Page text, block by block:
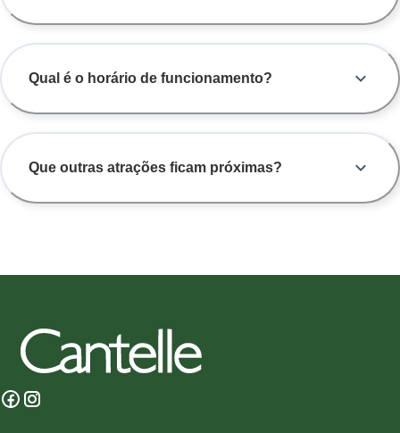
Qual é o horário de funcionamento?
Que outras atrações ficam próximas?